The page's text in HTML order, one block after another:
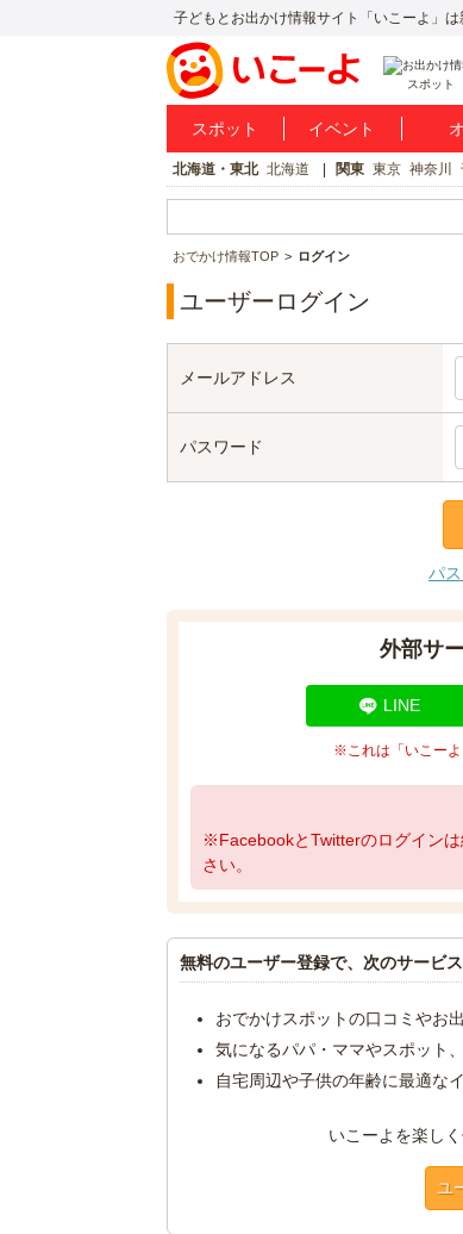
子どもとお出かけ情報サイト「いこーよ」
スポット
スポット イベント
北海道・東北 北海道 関東 東京 神奈川
おでかけ情報TOP ログイン
ユーザーログイン
メールアドレス
パスワード
パ
外部サ
LINE
※これは「いこーよ
※FacebookとTwitterのログイン
さい。
無料のユーザー登録で、次のサービス
おでかけスポットの口コミやお
気になるパパ・ママやスポット
自宅周辺や子供の年齢に最適な
いこーよを楽し
ユ